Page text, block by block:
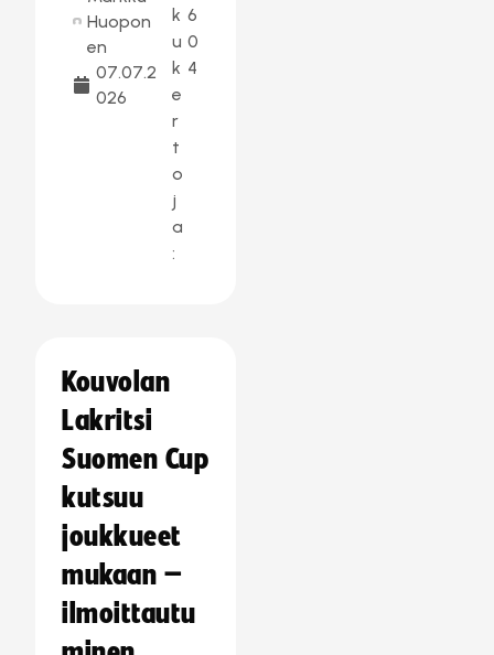
Huopon
en
07.07.2
026
k
u
k
e
r
t
o
j
a
:
6
0
4
Kouvolan
Lakritsi
Suomen Cup
kutsuu
joukkueet
mukaan –
ilmoittautu